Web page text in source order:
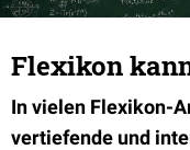
Flexikon
In vielen Flexikon-
vertiefende und